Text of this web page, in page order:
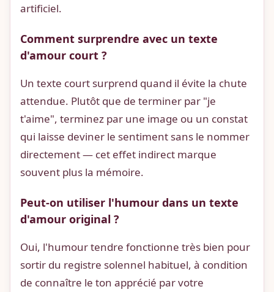
artificiel.
Comment surprendre avec un texte
d'amour court ?
Un texte court surprend quand il évite la chute
attendue. Plutôt que de terminer par "je
t'aime", terminez par une image ou un constat
qui laisse deviner le sentiment sans le nommer
directement — cet effet indirect marque
souvent plus la mémoire.
Peut-on utiliser l'humour dans un texte
d'amour original ?
Oui, l'humour tendre fonctionne très bien pour
sortir du registre solennel habituel, à condition
de connaître le ton apprécié par votre